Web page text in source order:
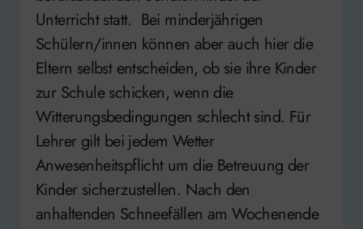
Unterricht statt. Bei minderjährigen
Schülern/innen können aber auch hier die
Eltern selbst entscheiden, ob sie ihre Kinder
zur Schule schicken, wenn die
Witterungsbedingungen schlecht sind. Für
Lehrer gilt bei jedem Wetter
Anwesenheitspflicht um die Betreuung der
Kinder sicherzustellen. Nach den
anhaltenden Schneefällen am Wochenende